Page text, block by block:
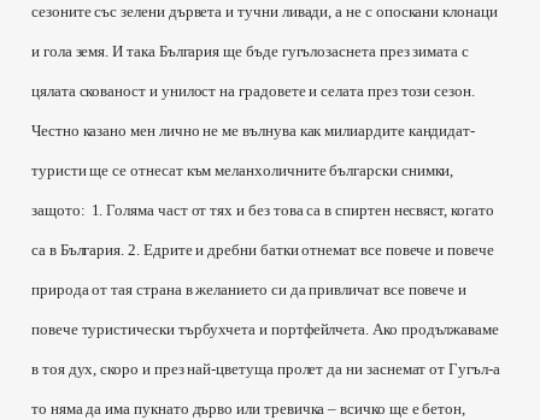
сезоните със зелени дървета и тучни ливади, а не с опоскани клонаци
и гола земя. И така България ще бъде гугълозаснета през зимата с
цялата скованост и унилост на градовете и селата през този сезон.
Честно казано мен лично не ме вълнува как милиардите кандидат-
туристи ще се отнесат към меланхоличните български снимки,
защото: 1. Голяма част от тях и без това са в спиртен несвяст, когато
са в България.2. Едрите и дребни батки отнемат все повече и повече
природа от тая страна в желанието си да привличат все повече и
повече туристически търбухчета и портфейлчета. Ако продължаваме
в тоя дух, скоро и през най-цветуща пролет да ни заснемат от Гугъл-а
то няма да има пукнато дърво или тревичка – всичко ще е бетон,